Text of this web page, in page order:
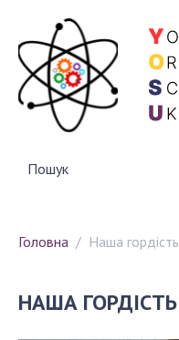
ПРО НАС
Напрями діяльності
Партнерство
НАША ГОРДІСТЬ
Головна Наша гордість
НАША ГОРДІСТЬ